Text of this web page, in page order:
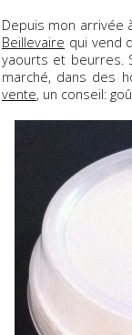
Depuis mon arrivée
Beillevaire qui vend
yaourts et beurres.
marché, dans des
vente, un conseil: